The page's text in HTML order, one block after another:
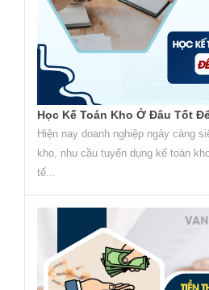
Học Kế Toán Kho Ở Đâu Tốt
Hiện nay doanh nghiệp ngày càng
kho, nhu cầu tuyển dụng kế toán
tế...